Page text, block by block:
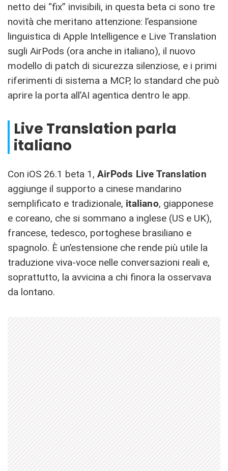
netto dei “fix” invisibili, in questa beta ci sono tre
novità che meritano attenzione: l’espansione
linguistica di Apple Intelligence e Live Translation
sugli AirPods (ora anche in italiano), il nuovo
modello di patch di sicurezza silenziose, e i primi
riferimenti di sistema a MCP, lo standard che può
aprire la porta all’AI agentica dentro le app.
Live Translation parla
italiano
Con iOS 26.1 beta 1, AirPods Live Translation
aggiunge il supporto a cinese mandarino
semplificato e tradizionale, italiano, giapponese
e coreano, che si sommano a inglese (US e UK),
francese, tedesco, portoghese brasiliano e
spagnolo. È un’estensione che rende più utile la
traduzione viva-voce nelle conversazioni reali e,
soprattutto, la avvicina a chi finora la osservava
da lontano.